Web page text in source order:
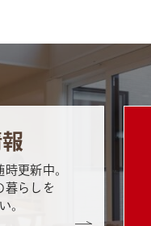
更新中。
暮らしを
。